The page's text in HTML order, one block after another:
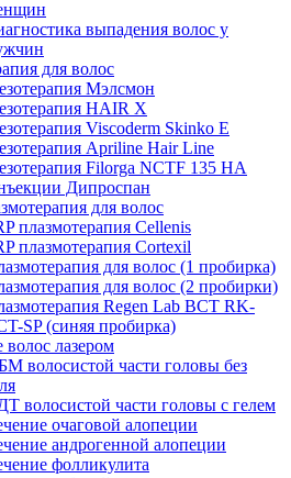
выпадения волос у
для волос
Мэлсмон
HAIR X
Viscoderm Skinko E
Apriline Hair Line
Filorga NCTF 135 HA
Дипроспан
для волос
плазмотерапия Cellenis
плазмотерапия Cortexil
для волос (1 пробирка)
для волос (2 пробирки)
Regen Lab BCT RK-
SP (синяя пробирка)
волос лазером
волосистой части головы без
волосистой части головы с гелем
очаговой алопеции
андрогенной алопеции
фолликулита